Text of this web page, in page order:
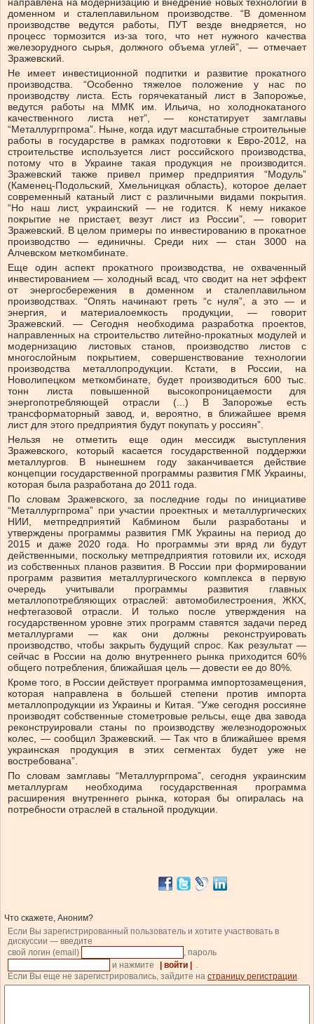
доменном и сталеплавильном производстве. “В доменном
производстве ведутся работы, ПУТ везде внедряется, но
процесс тормозится из-за того, что нет нужного качества
железорудного сырья, должного объема углей”, — отмечает
Зражевский.
Не имеет инвестиционной подпитки и развитие прокатного
производства. “Особенно тяжелое положение у нас по
производству листа. Есть горячекатаный лист в Запорожье,
ведутся работы на ММК им. Ильича, но холоднокатаного
качественного листа нет”, — констатирует замглавы
“Металлургпрома”. Ныне, когда идут масштабные строительные
работы в государстве в рамках подготовки к Евро-2012, на
строительстве используется лист российского производства,
потому что в Украине такая продукция не производится.
Зражевский также привел пример предприятия “Модуль”
(Каменец-Подольский, Хмельницкая область), которое делает
современный катаный лист с различными видами покрытия.
“Но наш лист, украинский — не годится. К нему никакое
покрытие не пристает, везут лист из России”, — говорит
Зражевский. В целом примеры по инвестированию в прокатное
производство — единичны. Среди них — стан 3000 на
Алчевском меткомбинате.
Еще один аспект прокатного производства, не охваченный
инвестированием — холодный всад, что сводит на нет эффект
от энергосбережения в доменном и сталеплавильном
производствах. “Опять начинают греть “с нуля”, а это — и
энергия, и материалоемкость продукции, — говорит
Зражевский. — Сегодня необходима разработка проектов,
направленных на строительство литейно-прокатных модулей и
модернизацию листовых станов, производство листов с
многослойным покрытием, совершенствование технологии
производства металлопродукции. Кстати, в России, на
Новолипецком меткомбинате, будет производиться 600 тыс.
тонн листа повышенной высокопроницаемости для
энергопотребляющей отрасли (...) В Запорожье есть
трансформаторный завод, и, вероятно, в ближайшее время
лист для этого предприятия будут покупать у россиян”.
Нельзя не отметить еще один мессидж выступления
Зражевского, который касается государственной поддержки
металлургов. В нынешнем году заканчивается действие
концепции государственной программы развития ГМК Украины,
которая была разработана до 2011 года.
По словам Зражевского, за последние годы по инициативе
“Металлургпрома” при участии проектных и металлургических
НИИ, метпредприятий Кабмином были разработаны и
утверждены программы развития ГМК Украины на период до
2015 и даже 2020 года. Но программы эти вряд ли будут
действенными, поскольку метпредприятия готовили их, исходя
из собственных планов развития. В России при формировании
программ развития металлургического комплекса в первую
очередь учитывали программы развития главных
металлопотребляющих отраслей: автомобилестроения, ЖКХ,
нефтегазовой отрасли. И только после утверждения на
государственном уровне этих программ ставятся задачи перед
металлургами — как они должны реконструировать
производство, чтобы закрыть будущий спрос. Как результат —
сейчас в России на долю внутреннего рынка приходится 60%
общего потребления, ближайшая цель — довести ее до 80%.
Кроме того, в России действует программа импортозамещения,
которая направлена в большей степени против импорта
металлопродукции из Украины и Китая. “Уже сегодня россияне
производят собственные стометровые рельсы, еще два завода
реконструировали станы по производству железнодорожных
колес, — сообщил Зражевский. — Так что в ближайшее время
украинская продукция в этих сегментах будет уже не
востребована”.
По словам замглавы “Металлургпрома”, сегодня украинским
металлургам необходима государственная программа
расширения внутреннего рынка, которая бы опиралась на
потребности отраслей в стальной продукции.
Что скажете, Аноним?
Если Вы зарегистрированный пользователь и хотите участвовать в
дискуссии — введите
свой логин (email)
, пароль
и нажмите
| войти |
Если Вы еще не зарегистрировались, зайдите на страницу регистрации